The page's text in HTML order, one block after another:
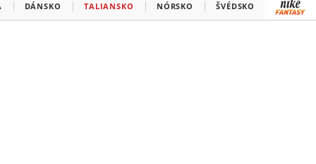
DÁNSKO TALIANSKO NÓRSKO ŠVÉDSKO